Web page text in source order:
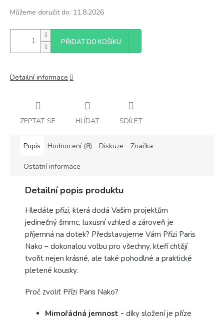
Můžeme doručit do: 11.8.2026
PŘIDAT DO KOŠÍKU
Detailní informace
ZEPTAT SE HLÍDAT SDÍLET
Popis Hodnocení (8) Diskuze Značka
Ostatní informace
Detailní popis produktu
Hledáte přízi, která dodá Vašim projektům
jedinečný šmrnc, luxusní vzhled a zároveň je
příjemná na dotek? Představujeme Vám Přízi Paris
Nako – dokonalou volbu pro všechny, kteří chtějí
tvořit nejen krásné, ale také pohodlné a praktické
pletené kousky.
Proč zvolit Přízi Paris Nako?
Mimořádná jemnost - díky složení je příze